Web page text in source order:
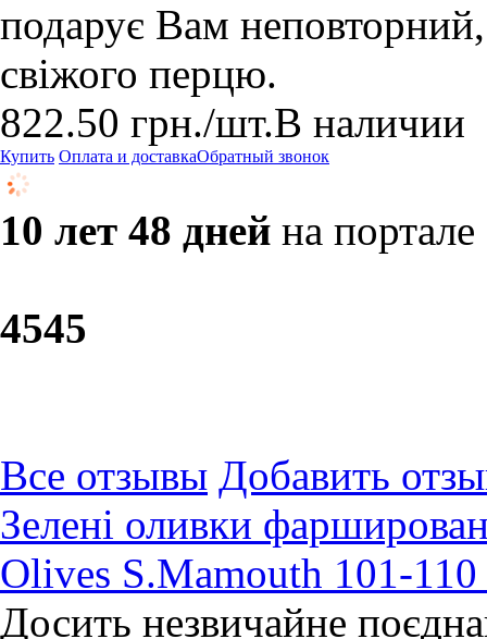
подарує Вам
свіжого перцю.
822.50 грн./шт.В наличии
Купить Оплата и доставкаОбратный звонок
10 лет 48 дней на портале
4545
Все отзывы Добавить
Зелені оливки
Olives S.Mamouth 101-
Досить незвичайне